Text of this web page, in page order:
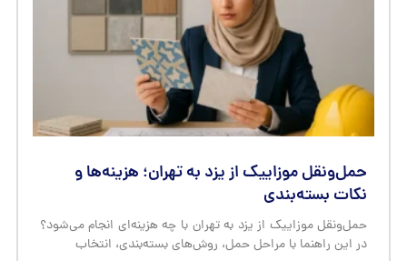
حمل‌ونقل موزاییک از یزد به تهران؛ هزینه‌ها و
نکات بسته‌بندی
حمل‌ونقل موزاییک از یزد به تهران با چه هزینه‌ای انجام می‌شود؟
در این راهنما با مراحل حمل، روش‌های بسته‌بندی، انتخاب